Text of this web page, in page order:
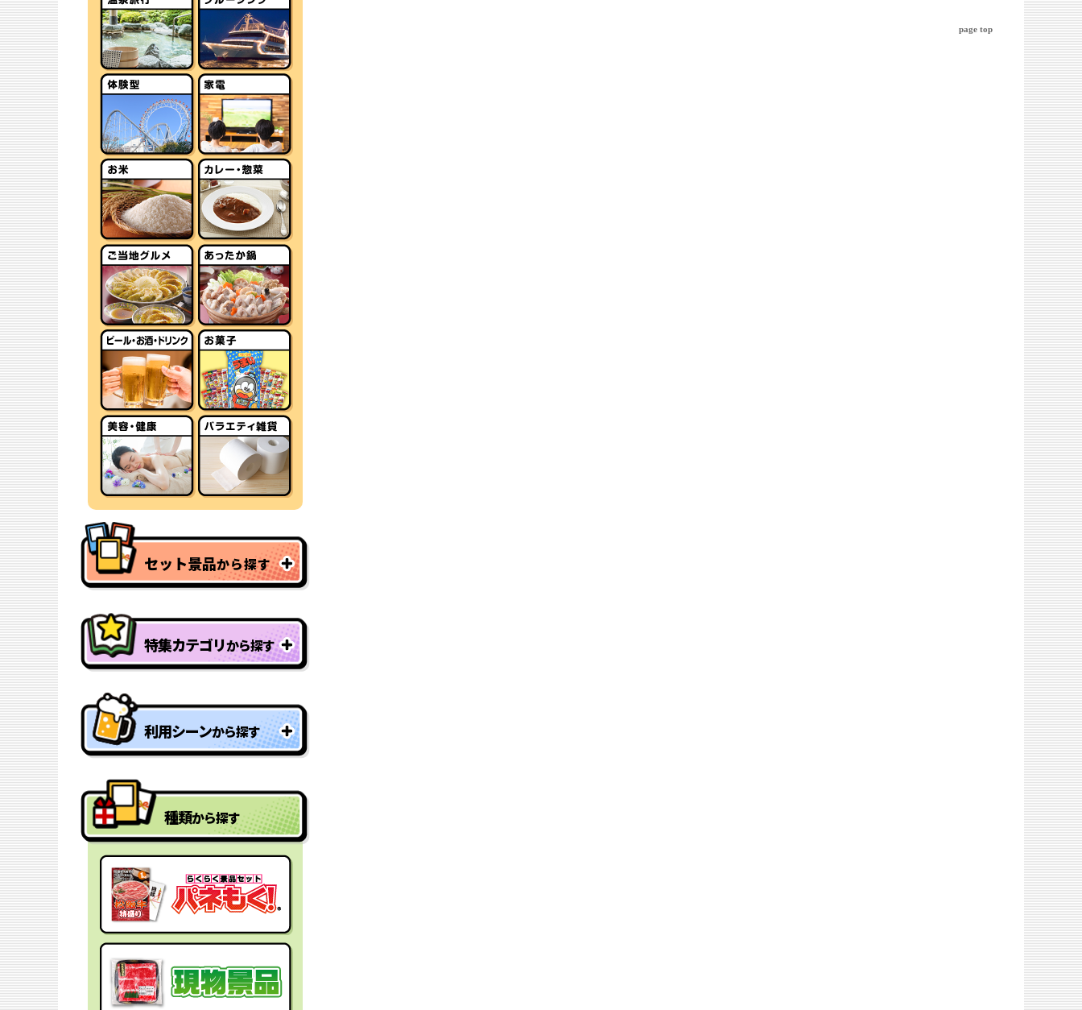
セット景品から探す
特集カテゴリから探す
型抜きパネル景品
一年分景品
参加賞・残念賞
スペシャルプライス
迷った時にはコレ！
盛り上げたい時はコレ！
利用シーンから探す
ゴルフコンペの景品
ビンゴ景品
宴会の景品
社内表彰の景品
種類から探す
page top